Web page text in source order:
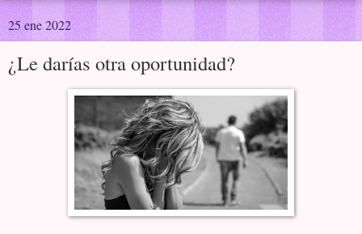
25 ene 2022
¿Le darías otra oportunidad?